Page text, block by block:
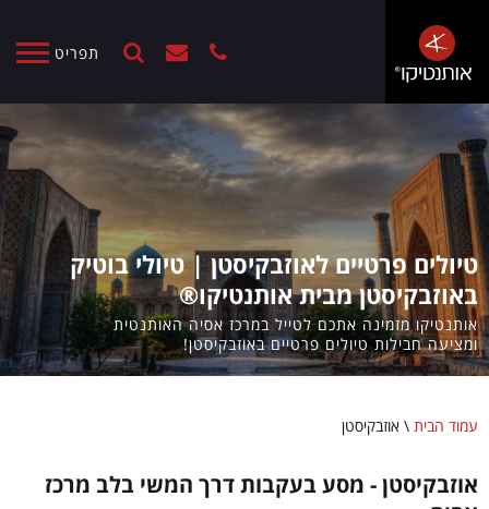
תפריט
טיולים פרטיים לאוזבקיסטן | טיולי בוטיק
באוזבקיסטן מבית אותנטיקו®
אותנטיקו מזמינה אתכם לטייל במרכז אסיה האותנטית
ומציעה חבילות טיולים פרטיים באוזבקיסטן!
עמוד הבית \ אוזבקיסטן
אוזבקיסטן - מסע בעקבות דרך המשי בלב מרכז